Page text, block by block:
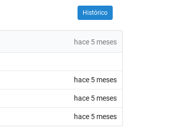
Histórico
hace 5 meses
hace 5 meses
hace 5 meses
hace 5 meses